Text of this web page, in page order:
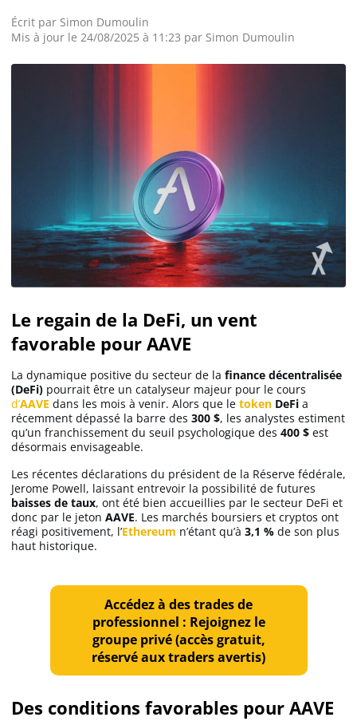
Écrit par Simon Dumoulin
Mis à jour le 24/08/2025 à 11:23 par Simon Dumoulin
Le regain de la DeFi, un vent
favorable pour AAVE
La dynamique positive du secteur de la finance décentralisée
(DeFi) pourrait être un catalyseur majeur pour le cours
d’AAVE dans les mois à venir. Alors que le token DeFi a
récemment dépassé la barre des 300 $, les analystes estiment
qu’un franchissement du seuil psychologique des 400 $ est
désormais envisageable.
Les récentes déclarations du président de la Réserve fédérale,
Jerome Powell, laissant entrevoir la possibilité de futures
baisses de taux, ont été bien accueillies par le secteur DeFi et
donc par le jeton AAVE. Les marchés boursiers et cryptos ont
réagi positivement, l’Ethereum n’étant qu’à 3,1 % de son plus
haut historique.
Accédez à des trades de
professionnel : Rejoignez le
groupe privé (accès gratuit,
réservé aux traders avertis)
Des conditions favorables pour AAVE